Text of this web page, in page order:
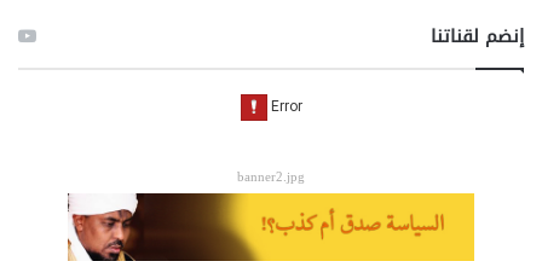
إنضم لقناتنا
banner2.jpg